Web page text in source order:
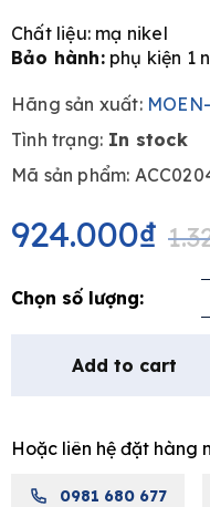
Chất liệu: mạ nikel
Bảo hành:phụ kiện 1
Hãng sản xuất:
Tình trạng: In stock
Mã sản phẩm:
Original
price
was:
1.320.000₫.
924.000₫
Current
price
is:
924.000₫.
MOEN
Add to cart
Hoặc liên hệ đặt hàng
0981 680 677